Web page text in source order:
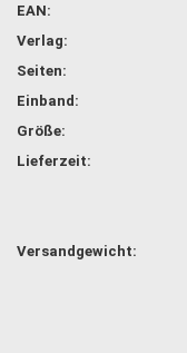
EAN:
Verlag:
Seiten:
Einband:
Größe:
Lieferzeit:
Versandgewicht: